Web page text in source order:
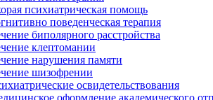
психиатрическая помощь
поведенческая терапия
биполярного расстройства
клептомании
нарушения памяти
шизофрении
освидетельствования
оформление академического